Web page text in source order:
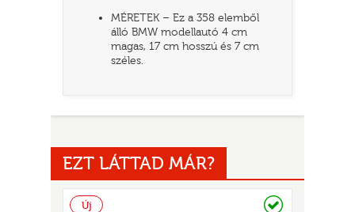
MÉRETEK – Ez a 358 elemből
álló BMW modellautó 4 cm
magas, 17 cm hosszú és 7 cm
széles.
EZT LÁTTAD MÁR?
Új